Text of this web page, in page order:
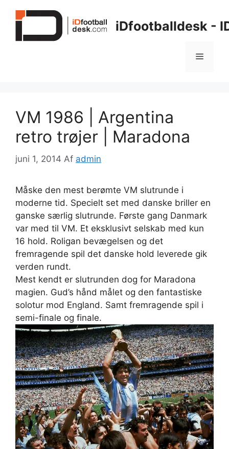
iDfootballdesk -
Menu
VM 1986 | Argentina
retro trøjer | Maradona
juni 1, 2014 Af admin
Måske den mest berømte VM slutrunde i
moderne tid. Specielt set med danske briller en
ganske særlig slutrunde. Første gang Danmark
var med til VM. Et eksklusivt selskab med kun
16 hold. Roligan bevægelsen og det
fremragende spil det danske hold leverede gik
verden rundt.
Mest kendt er slutrunden dog for Maradona
magien. Gud’s hånd målet og den fantastiske
solotur mod England. Samt fremragende spil i
semi-finale og finale.